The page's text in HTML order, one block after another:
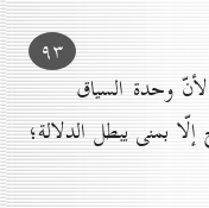
۹۳
وحدة السياق
بمنى يبطل الدلالة؛